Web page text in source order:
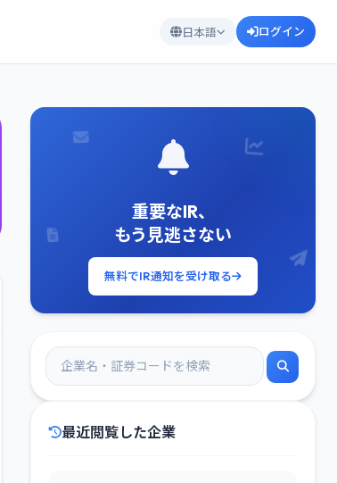
日本語 ログイン
重要なIR、
もう見逃さない
無料でIR通知を受け取る
最近閲覧した企業